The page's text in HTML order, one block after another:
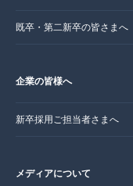
既卒・第二新卒の皆さまへ
企業の皆様へ
新卒採用ご担当者さまへ
メディアについて